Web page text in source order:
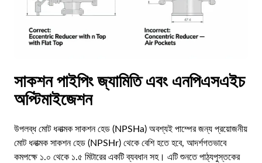
সাকশন পাইপিং জ্যামিতি এবং এনপিএসএইচ
অপ্টিমাইজেশন
উপলব্ধ মোট ধনাত্মক সাকশন হেড (NPSHa) অবশ্যই পাম্পের জন্য প্রয়োজনীয়
মোট ধনাত্মক সাকশন হেড (NPSHr) থেকে বেশি হতে হবে, আদর্শগতভাবে
কমপক্ষে ১.০ থেকে ১.৫ মিটারের একটি ব্যবধান সহ। এটি শুনতে পাঠ্যপুস্তকের